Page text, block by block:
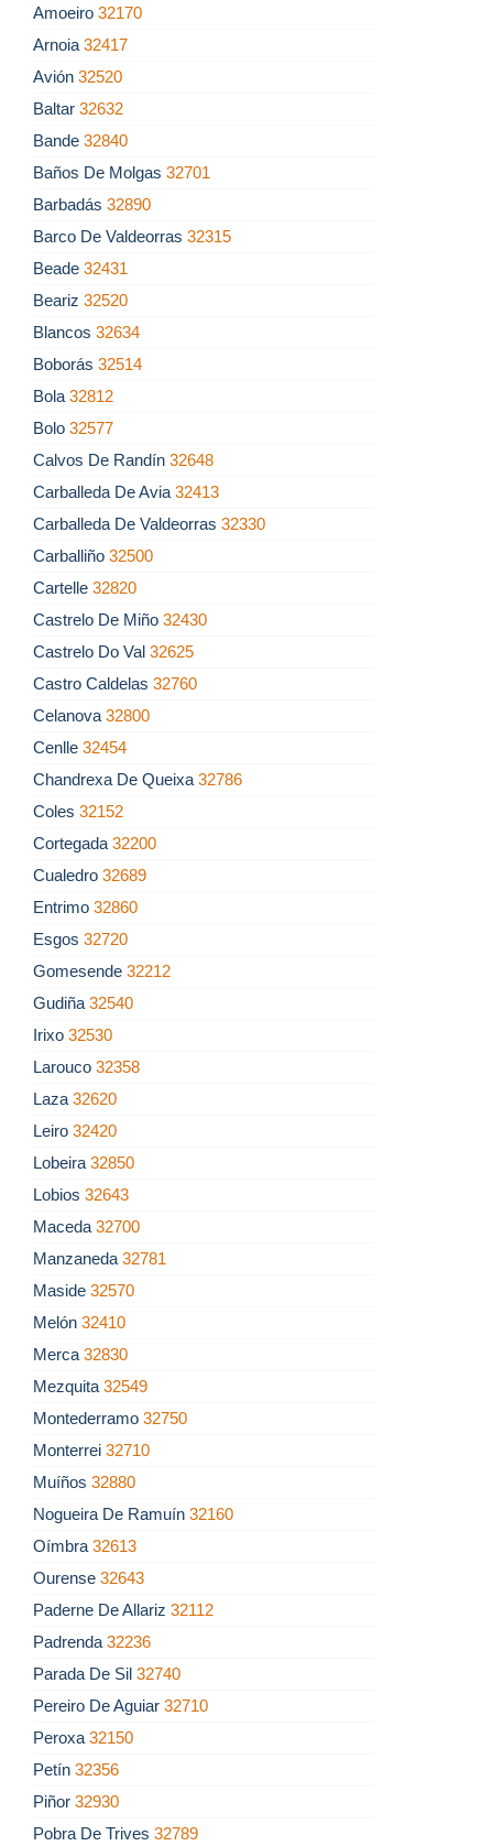
Amoeiro 32170
Arnoia 32417
Avión 32520
Baltar 32632
Bande 32840
Baños De Molgas 32701
Barbadás 32890
Barco De Valdeorras 32315
Beade 32431
Beariz 32520
Blancos 32634
Boborás 32514
Bola 32812
Bolo 32577
Calvos De Randín 32648
Carballeda De Avia 32413
Carballeda De Valdeorras 32330
Carballiño 32500
Cartelle 32820
Castrelo De Miño 32430
Castrelo Do Val 32625
Castro Caldelas 32760
Celanova 32800
Cenlle 32454
Chandrexa De Queixa 32786
Coles 32152
Cortegada 32200
Cualedro 32689
Entrimo 32860
Esgos 32720
Gomesende 32212
Gudiña 32540
Irixo 32530
Larouco 32358
Laza 32620
Leiro 32420
Lobeira 32850
Lobios 32643
Maceda 32700
Manzaneda 32781
Maside 32570
Melón 32410
Merca 32830
Mezquita 32549
Montederramo 32750
Monterrei 32710
Muíños 32880
Nogueira De Ramuín 32160
Oímbra 32613
Ourense 32643
Paderne De Allariz 32112
Padrenda 32236
Parada De Sil 32740
Pereiro De Aguiar 32710
Peroxa 32150
Petín 32356
Piñor 32930
Pobra De Trives 32789